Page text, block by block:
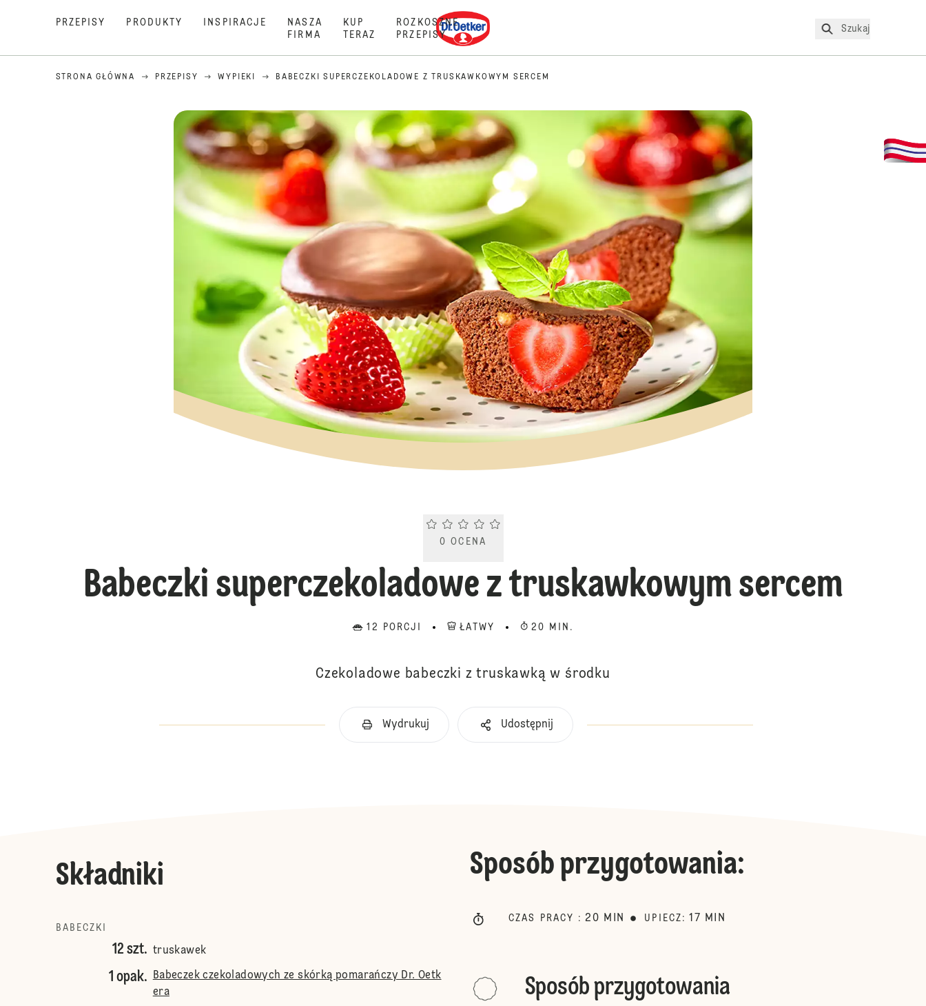
PRZEPISY PRODUKTY INSPIRACJE
NASZA
FIRMA
KUP
TERAZ
ROZKOSZNE
PRZEPISY
Dr. Oetker
Szukaj
STRONA GŁÓWNA PRZEPISY WYPIEKI BABECZKI SUPERCZEKOLADOWE Z TRUSKAWKOWYM SERCEM
Current rating 0.0. Click to rate.
0 OCENA
Babeczki superczekoladowe z truskawkowym sercem
12 PORCJI ŁATWY 20 MIN.
Czekoladowe babeczki z truskawką w środku
Wydrukuj Udostępnij
Składniki
BABECZKI
12 szt. truskawek
1 opak.
Babeczek czekoladowych ze skórką pomarańczy Dr. Oetk
era
Sposób przygotowania:
CZAS PRACY : 20 MIN UPIECZ : 17 MIN
Sposób przygotowania